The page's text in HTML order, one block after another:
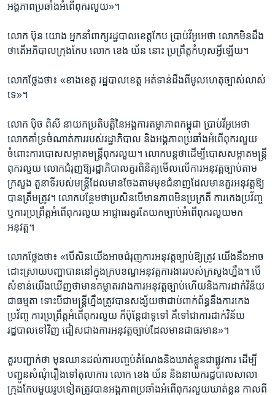
អង្គភាព​ប្រឆាំង​អំពើ​ពុក​រលួយ»។
លោក ប៊ុន យោង​ អ្នកនាំពាក្យ​រដ្ឋបាល​ខេត្តកែប ​ប្រាប់​វីអូអេ​ថា ​លោក​មិន​ដឹង​
ថា​តើ​អភិបាល​ក្រុង​កែប លោក ខេង យ័ន នោះ​ ប្រព្រឹត្ត​កំហុស​អ្វី​ឡើយ។
លោកថ្លែងថា៖ ​«ខាង​ខេត្ត​ រដ្ឋបាល​ខេត្ត​ អត់​ទាន់ដឹង​ពីមូល​ហេតុ​ច្បាស់​លាស់​
ទេ»​។​
លោក ប៉ិច ពិសី នាយក​ប្រតិបត្តិ​នៃ​អង្គការ​តម្លាភាព​កម្ពុជា ប្រាប់​វីអូអេ​ថា ​
លោក​គាំទ្រ​ចំណាត់​ការ​របស់​រដ្ឋាភិបាល និងអង្គភាព​ប្រឆាំង​អំពើ​ពុក​រលួយ​
ចំពោះ​ការ​បោស​សម្អាត​មន្រ្ដី​ពុក​រលួយ។ លោក​បន្ត​ថា​ដើម្បី​បោស​សម្អាត​មន្រ្ដី​
ពុក​រលួយ លោក​ជំរុញ​ឱ្យ​រដ្ឋាភិបាល​គួរ​ពិនិត្យ​មើល​លើ​ការ​អនុវត្ត​ច្បាប់​តាម​
ក្រសួង តួនាទី​របស់​មន្រ្ដី​ដែល​មាន​ចែង​តាម​មុខ​ជំនាញ​ដែល​មាន​គួរ​អនុវត្ត​ឱ្យ​
បាន​ត្រឹមត្រូវ​។ លោក​បន្ថែម​ថា​ប្រសិន​បើ​មាន​ភាព​មិន​ប្រក្រតី ការ​កេងប្រវ័ញ្ច
ឬ​ការ​ប្រព្រឹត្ត​អំពើ​ពុក​រលួយ អាជ្ញាធរ​គួរ​តែ​យក​ច្បាប់​អំពើ​ពុក​រលួយ​មក​
អនុវត្ត។
លោក​ថ្លែង​ថា៖ «បើសិន​យើង​អាច​ជំរុញ​ការ​អនុវត្ត​ច្បាប់​ឱ្យ​ត្រូវ យើង​នឹង​អាច​
ដោះ​ស្រាយ​បញ្ហា​បាន​នៅ​ក្នុង​ក្រប​ខណ្ឌ​អនុវត្ត​ការងារ​របស់​ក្រសួង​ហ្នឹង។ បើ​
សំខាន់​យើង​ឃើញ​ថា​មាន​គម្លាត​រវាង​ការ​អនុវត្ត​ច្បាប់​ហើយ​និង​ការ​ដាក់​វិន័យ​
ជា​ធម្មតា ទោះ​បី​ជា​មន្រ្ដី​ហ្នឹង​ត្រូវ​បាន​សង្ស័យ​ថា​ជាប់​ពាក់ព័ន្ធ​នឹង​ការ​កេង
ប្រវ័ញ្ច ការ​ប្រព្រឹត្ត​អំពើ​ពុករលួយ ក៏​ប៉ុន្ដែ​ជា​ទូទៅ គឺ​ទៅ​ជា​ការ​ដាក់​វិន័យ​
រដ្ឋបាល​ទៅ​វិញ ជៀស​ជាង​ការ​អនុវត្ត​ច្បាប់​ដែល​មាន​ជា​ធរមាន»។
គួរ​បញ្ជាក់​ថា ​មុន​ឈាន​ដល់​ការ​បញ្ចប់​តំណែង​និង​ឃាត់​ខ្លួន​ជា​ផ្លូវ​ការ ដើម្បី​
បញ្ជូន​សំណុំ​រឿង​ទៅ​តុលាការ លោក ខេង យ័ន និង​នាយក​រដ្ឋបាល​សាលា​
ក្រុង​កែប​មួយ​រូប​ទៀត​ត្រូវ​បាន​អង្គភាព​ប្រឆាំង​អំពើ​ពុក​រលួយ​ឃាត់​ខ្លួន កាល​ពី​